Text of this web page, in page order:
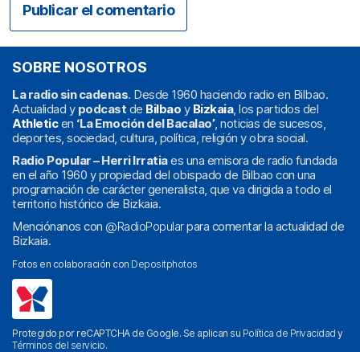
SOBRE NOSOTROS
La radio sin cadenas. Desde 1960 haciendo radio en Bilbao.
Actualidad y podcast de Bilbao y Bizkaia, los partidos del
Athleticen ‘La Emoción del Bacalao’, noticias de sucesos,
deportes, sociedad, cultura, política, religión y obra social.
Radio Popular – Herri Irratiaes una emisora de radio fundada
en el año 1960 y propiedad del obispado de Bilbao con una
programación de carácter generalista, que va dirigida a todo el
territorio histórico de Bizkaia.
Menciónanos con @RadioPopularpara comentar la actualidad de
Bizkaia.
Fotos en colaboración con Depositphotos
Protegido por reCAPTCHA de Google. Se aplican su Política de Privacidad y
Términos del servicio.